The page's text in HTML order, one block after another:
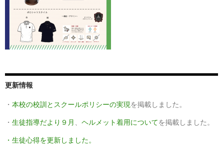
更新情報
・ 本校の校訓とスクールポリシーの実現を掲載しました。
・ 生徒指導だより９月 、 ヘルメット着用についてを掲載しました。
・生徒心得を更新しました。